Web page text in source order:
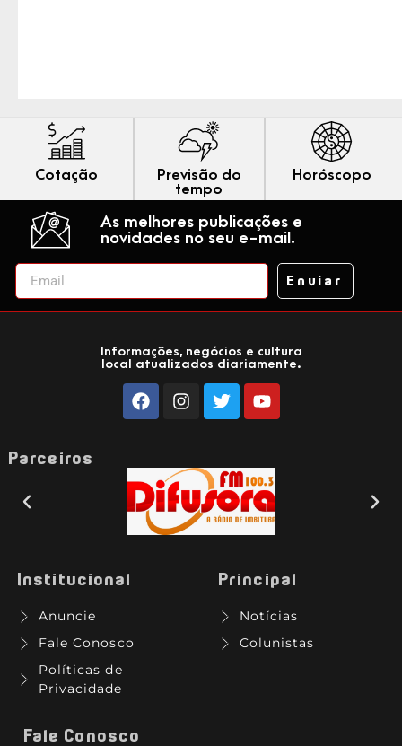
Cotação
Previsão do
tempo
Horóscopo
As melhores publicações e
novidades no seu e-mail.
Enviar
Informações, negócios e cultura
local atualizados diariamente.
Parceiros
Institucional
Anuncie
Fale Conosco
Políticas de
Privacidade
Principal
Notícias
Colunistas
Fale Conosco